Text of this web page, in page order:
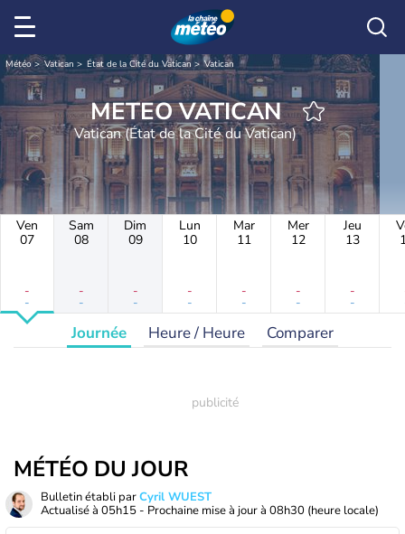
Météo Vatican État de la Cité du Vatican Vatican
METEO VATICAN
Vatican (État de la Cité du Vatican)
Ven
07
-
-
Sam
08
-
-
Dim
09
-
-
Lun
10
-
-
Mar
11
-
-
Mer
12
-
-
Jeu
13
-
-
Journée Heure / Heure Comparer
MÉTÉO DU JOUR
Bulletin établi parCyril WUEST
Actualisé à 05h15 - Prochaine mise à jour à 08h30 (heure locale)